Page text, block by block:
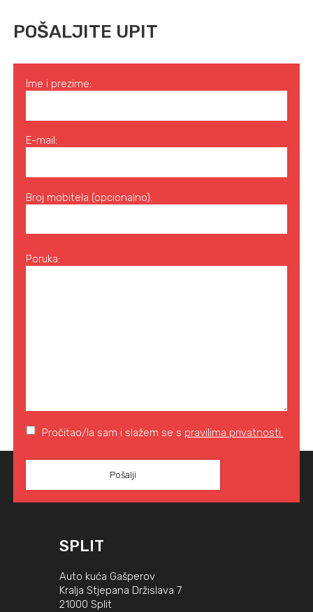
POŠALJITE UPIT
Ime i prezime:
E-mail:
Broj mobitela (opcionalno):
Poruka:
Pročitao/la sam i slažem se s pravilima privatnosti.
SPLIT
Auto kuća Gašperov
Kralja Stjepana Držislava 7
21000 Split